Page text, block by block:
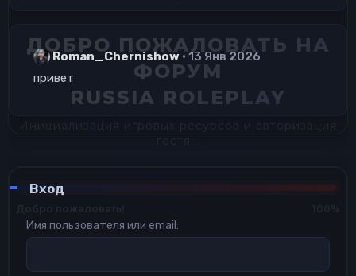
Roman_Chernishow
13 Янв 2026
привет
Вход
Имя пользователя или email
ДОБРО ПОЖАЛОВАТЬ НА
ФОРУМ
RUSSIA ROLEPLAY
Добро пожаловать! 100%